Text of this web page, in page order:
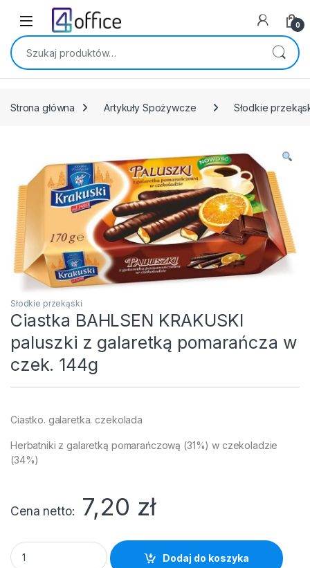
Skip to navigation
Skip to content
0
Szukaj:
Strona główna Artykuły Spożywcze Słodkie
Słodkie przekąski
Ciastka BAHLSEN KRAKUSKI
paluszki z galaretką pomarańcza w
czek. 144g
Ciastko. galaretka. czekolada
Herbatniki z galaretką pomarańczową (31%) w czekoladzie
(34%)
Cena netto 7,20 zł
Ciastka BAHLSEN KRAKUSKI paluszki z galaretką
Dodaj do koszyka